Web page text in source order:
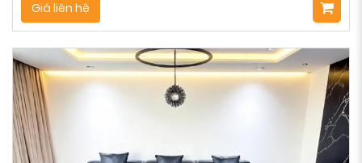
Giá liên hệ